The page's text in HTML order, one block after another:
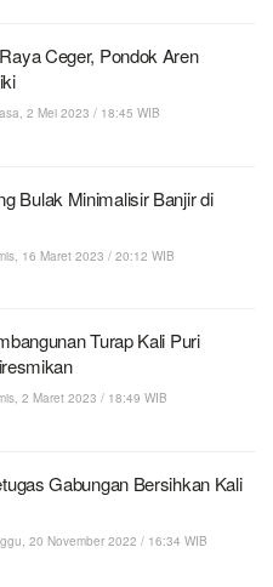
Ceger, Pondok Aren
2 Mei 2023 / 18:45 WIB
Bulak Minimalisir Banjir di
16 Maret 2023 / 20:12 WIB
Turap Kali Puri
2 Maret 2023 / 18:49 WIB
Gabungan Bersihkan Kali
20 November 2022 / 16:34 WIB